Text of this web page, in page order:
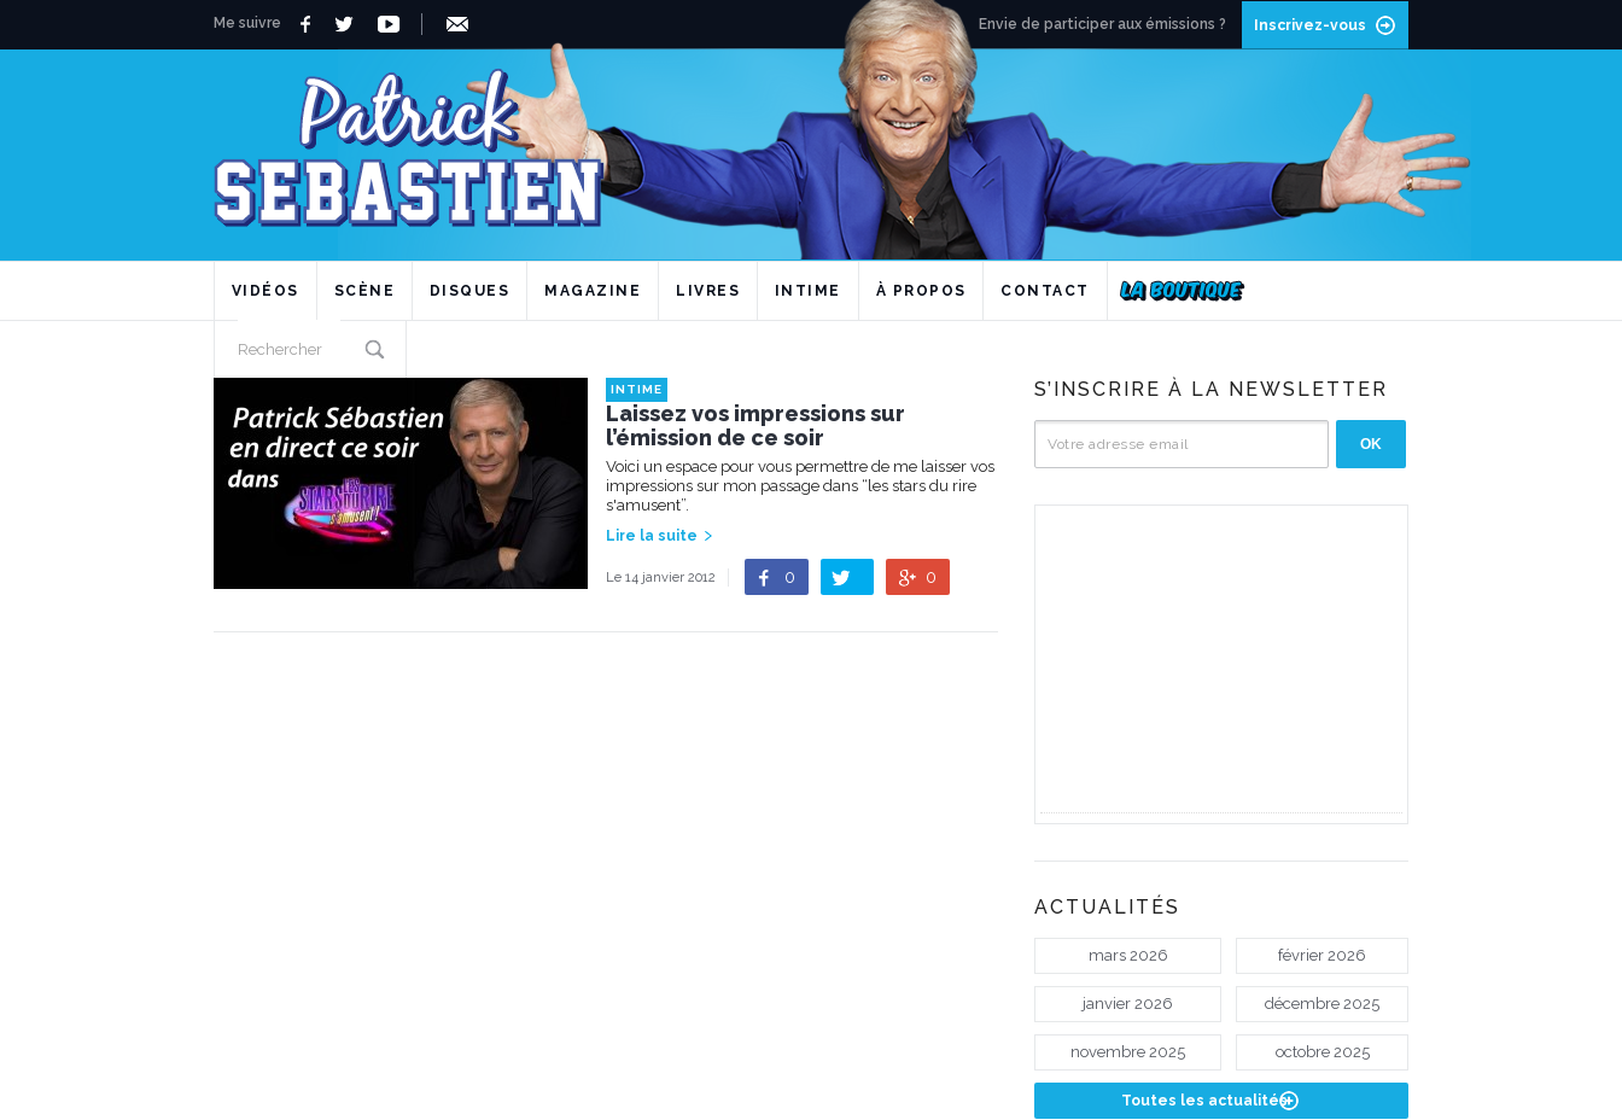
Me suivre Envie de participer aux émissions ? Inscrivez-vous
VIDÉOS SCÈNE DISQUES MAGAZINE LIVRES INTIME À PROPOS CONTACT
INTIME
Laissez vos impressions sur
l’émission de ce soir
Voici un espace pour vous permettre de me laisser vos
impressions sur mon passage dans “les stars du rire
s'amusent”.
Lire la suite
Le 14 janvier 2012 0 0
S’INSCRIRE À LA NEWSLETTER
ACTUALITÉS
mars 2026 février 2026
janvier 2026 décembre 2025
novembre 2025 octobre 2025
Toutes les actualités